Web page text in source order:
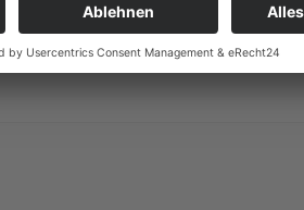
• Verfügbar um